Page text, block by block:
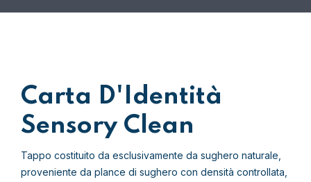
Carta D'Identità
Sensory Clean
Tappo costituito da esclusivamente da sughero naturale,
proveniente da plance di sughero con densità controllata,